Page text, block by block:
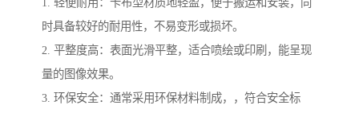
时具备较好的耐用性，不易变形或损坏。
2. 平整度高：表面光滑平整，适合喷绘或印刷，能呈现
量的图像效果。
3. 环保安全：通常采用环保材料制成，，符合安全标